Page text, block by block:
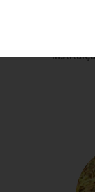
quantity in